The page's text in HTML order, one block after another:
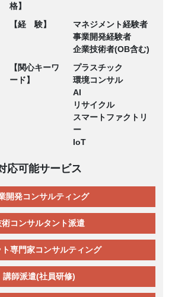
格】
【経 験】
マネジメント経験者
事業開発経験者
企業技術者(OB含む)
【関心キーワ
ード】
プラスチック
環境コンサル
AI
リサイクル
スマートファクトリ
ー
IoT
応可能サービス
開発コンサルティング
術コンサルタント派遣
ト専門家コンサルティング
講師派遣(社員研修)